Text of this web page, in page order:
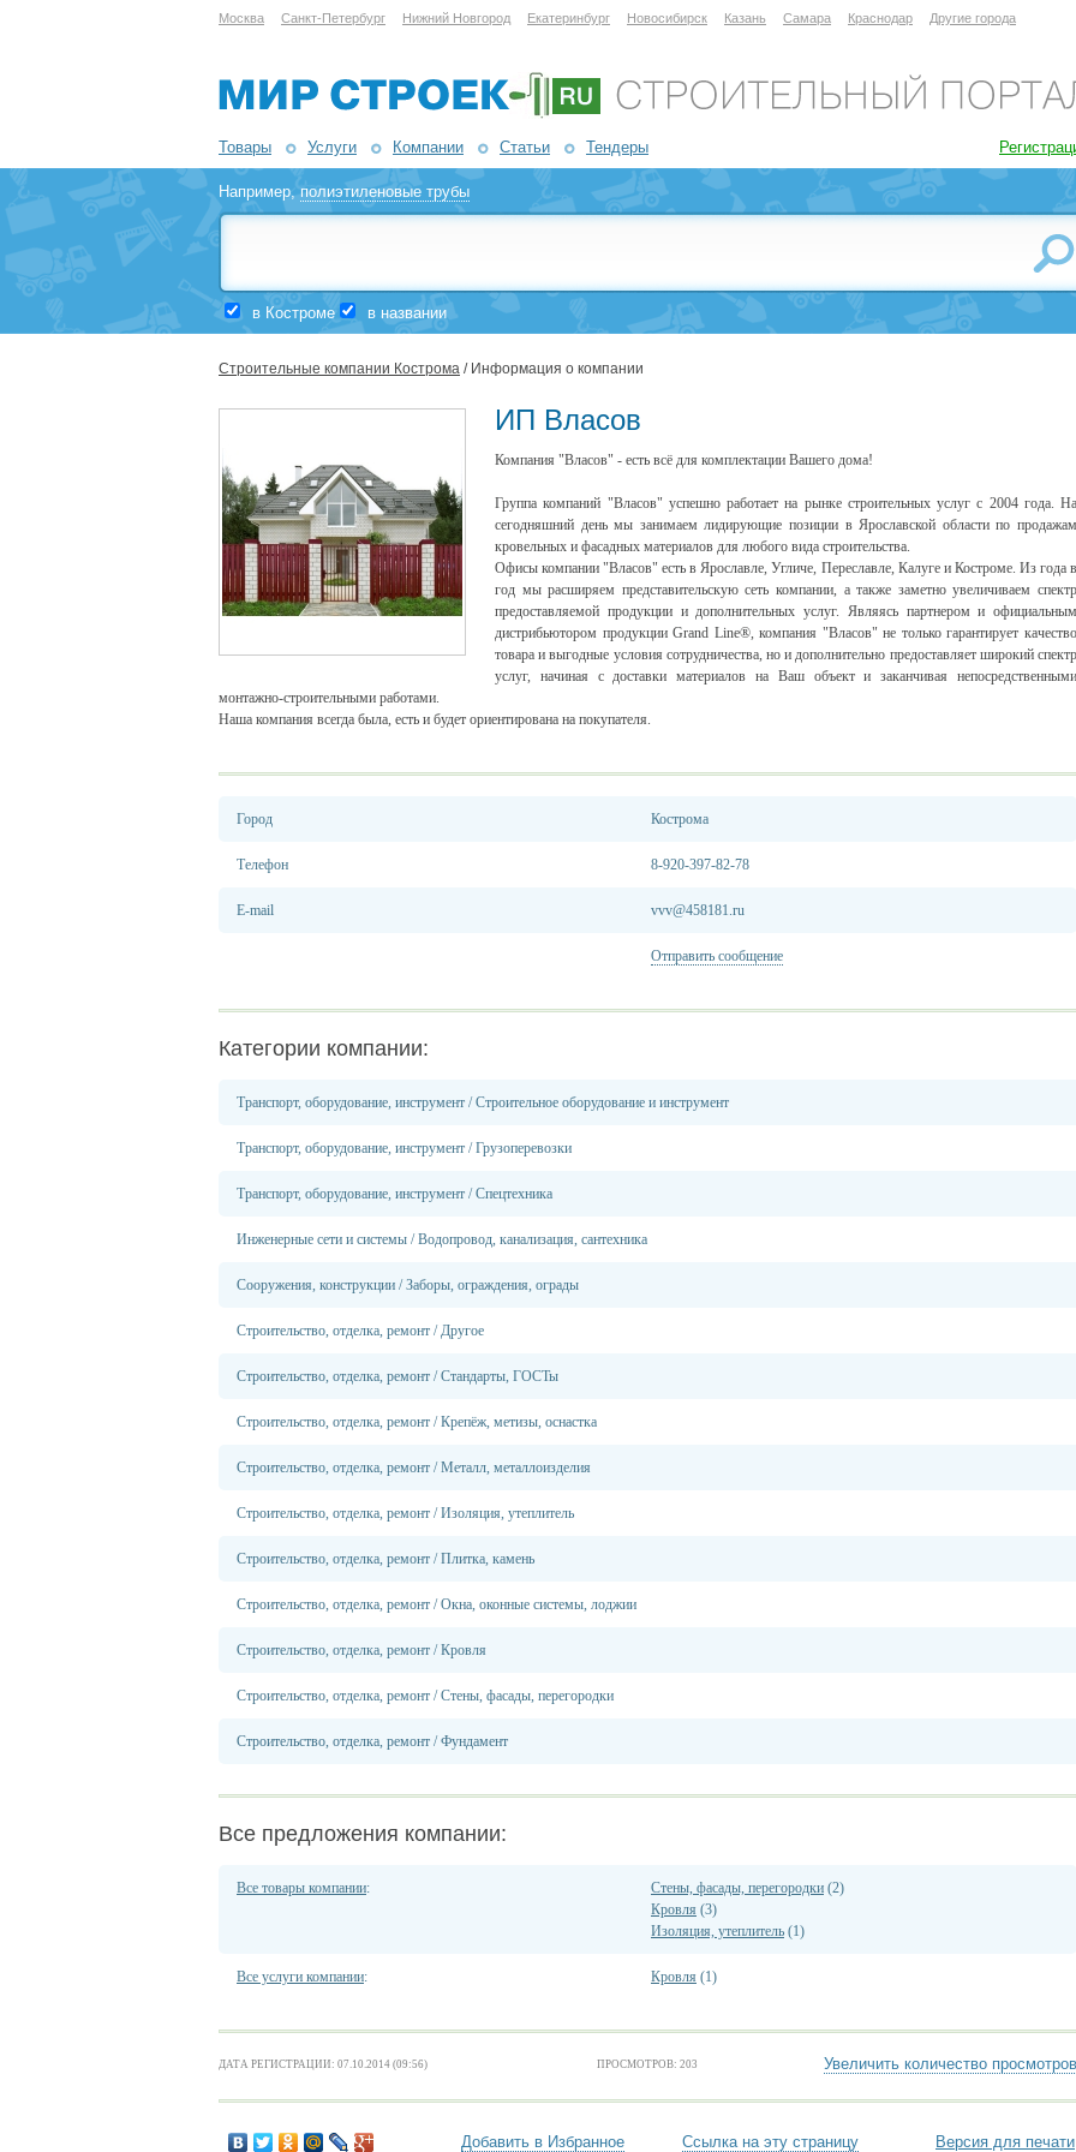
Москва Санкт-Петербург Нижний Новгород Екатеринбург Новосибирск Казань Самара Краснодар Другие города
Товары Услуги Компании Статьи Тендеры
Например,полиэтиленовые трубы
в Костроме в названии
Строительные компании Кострома / Информация о компании
ИП Власов
Компания "Власов" - есть всё для комплектации Вашего дома!
Группа компаний "Власов" успешно работает на рынке строительных услуг с 2004 года. На
сегодняшний день мы занимаем лидирующие позиции в Ярославской области по продажам
кровельных и фасадных материалов для любого вида строительства.
Офисы компании "Власов" есть в Ярославле, Угличе, Переславле, Калуге и Костроме. Из года в
год мы расширяем представительскую сеть компании, а также заметно увеличиваем спектр
предоставляемой продукции и дополнительных услуг. Являясь партнером и официальным
дистрибьютором продукции Grand Line®, компания "Власов" не только гарантирует качество
товара и выгодные условия сотрудничества, но и дополнительно предоставляет широкий спектр
услуг, начиная с доставки материалов на Ваш объект и заканчивая непосредственными
монтажно-строительными работами.
Наша компания всегда была, есть и будет ориентирована на покупателя.
Город Кострома
Телефон 8-920-397-82-78
E-mail vvv@458181.ru
Отправить сообщение
Категории компании:
Транспорт, оборудование, инструмент /Строительное оборудование и инструмент
Транспорт, оборудование, инструмент /Грузоперевозки
Транспорт, оборудование, инструмент /Спецтехника
Инженерные сети и системы /Водопровод, канализация, сантехника
Сооружения, конструкции /Заборы, ограждения, ограды
Строительство, отделка, ремонт /Другое
Строительство, отделка, ремонт /Стандарты, ГОСТы
Строительство, отделка, ремонт /Крепёж, метизы, оснастка
Строительство, отделка, ремонт /Металл, металлоизделия
Строительство, отделка, ремонт /Изоляция, утеплитель
Строительство, отделка, ремонт /Плитка, камень
Строительство, отделка, ремонт /Окна, оконные системы, лоджии
Строительство, отделка, ремонт /Кровля
Строительство, отделка, ремонт /Стены, фасады, перегородки
Строительство, отделка, ремонт /Фундамент
Все предложения компании:
Все товары компании: Стены, фасады, перегородки (2)
Кровля (3)
Изоляция, утеплитель (1)
Все услуги компании: Кровля (1)
ДАТА РЕГИСТРАЦИИ: 07.10.2014 (09:56) ПРОСМОТРОВ: 203 Увеличить количество просмотров
Добавить в Избранное Ссылка на эту страницу Версия для печати